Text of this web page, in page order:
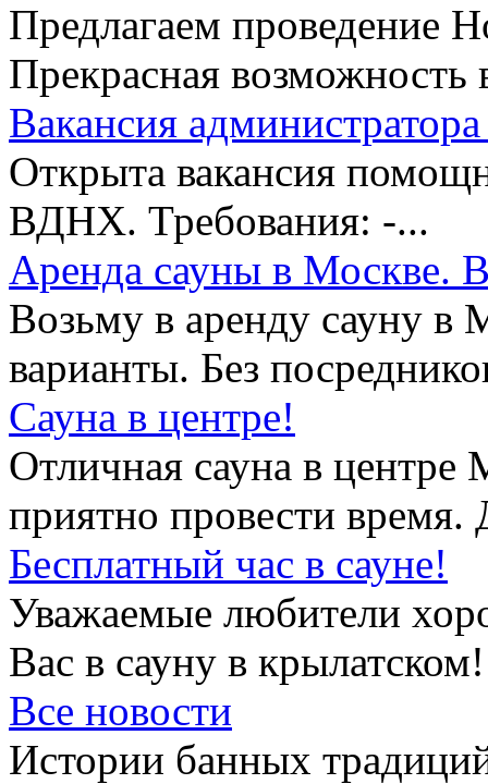
Предлагаем проведение
Прекрасная возможность
Вакансия
Открыта вакансия
ВДНХ. Требования: -...
Аренда сауны в Москве.
Возьму в аренду сауну в
варианты. Без
Сауна в центре!
Отличная сауна в центре
приятно провести
Бесплатный час в сауне!
Уважаемые любители
Вас в сауну в
Все новости
Истории банных